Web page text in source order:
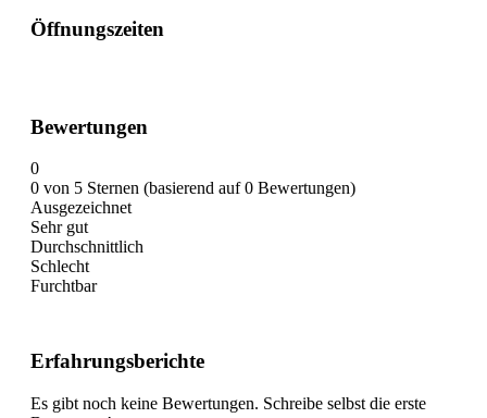
Öffnungszeiten
Bewertungen
0
0 von 5 Sternen (basierend auf 0 Bewertungen)
Ausgezeichnet
Sehr gut
Durchschnittlich
Schlecht
Furchtbar
Erfahrungsberichte
Es gibt noch keine Bewertungen. Schreibe selbst die erste